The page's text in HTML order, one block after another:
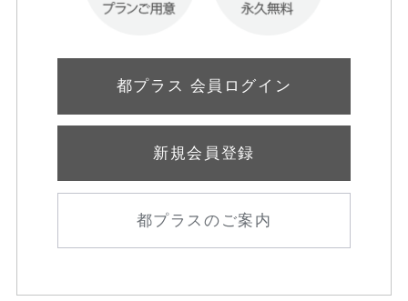
都プラス 会員ログイン
新規会員登録
都プラスのご案内